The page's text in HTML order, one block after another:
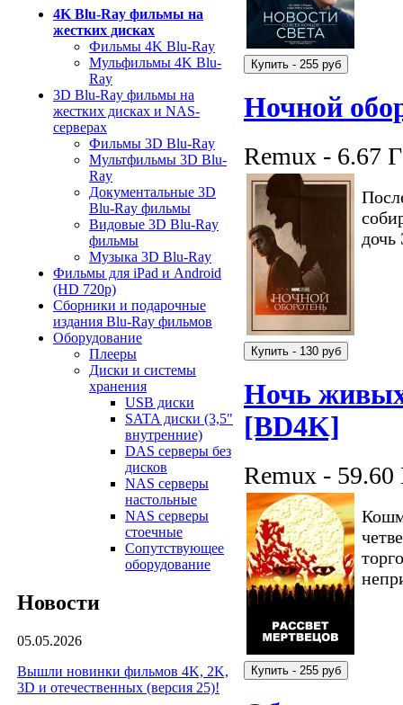
4K Blu-Ray фильмы на
жестких дисках
Фильмы 4K Blu-Ray
Мульфильмы 4K Blu-
Ray
3D Blu-Ray фильмы на
жестких дисках и NAS-
серверах
Фильмы 3D Blu-Ray
Мультфильмы 3D Blu-
Ray
Документальные 3D
Blu-Ray фильмы
Видовые 3D Blu-Ray
фильмы
Музыка 3D Blu-Ray
Фильмы для iPad и Android
(HD 720p)
Сборники и подарочные
издания Blu-Ray фильмов
Оборудование
Плееры
Диски и системы
хранения
USB диски
SATA диски (3,5"
внутренние)
DAS серверы без
дисков
NAS серверы
настольные
NAS серверы
стоечные
Сопутствующее
оборудование
Новости
05.05.2026
Вышли новинки фильмов 4K, 2K,
3D и отечественных (версия 25)!
Ночной
Remux - 6.67
дочь
Ночь живых
[BD4K]
Remux - 59.60